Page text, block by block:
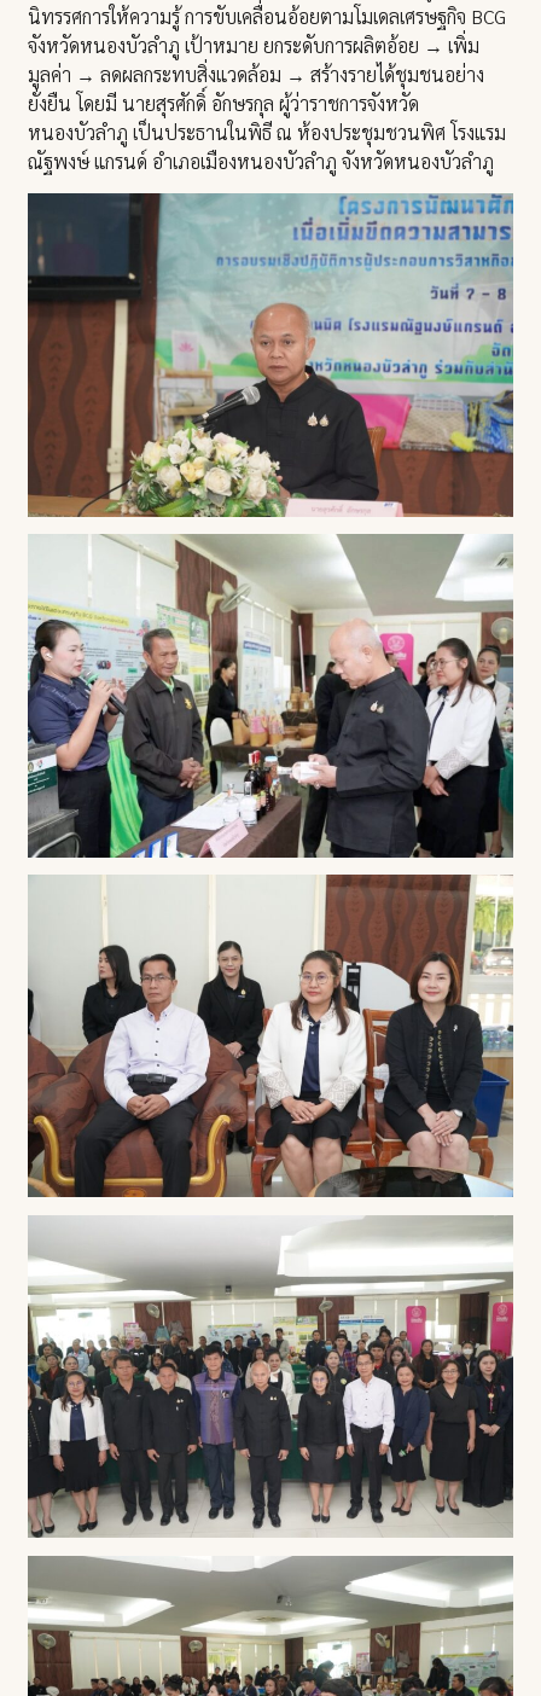
นิทรรศการให้ความรู้ การขับเคลื่อนอ้อยตามโมเดลเศรษฐกิจ BCG
จังหวัดหนองบัวลำภู เป้าหมาย ยกระดับการผลิตอ้อย → เพิ่ม
มูลค่า → ลดผลกระทบสิ่งแวดล้อม → สร้างรายได้ชุมชนอย่าง
ยั่งยืน โดยมี นายสุรศักดิ์ อักษรกุล ผู้ว่าราชการจังหวัด
หนองบัวลำภู เป็นประธานในพิธี ณ ห้องประชุมชวนพิศ โรงแรม
ณัฐพงษ์ แกรนด์ อำเภอเมืองหนองบัวลำภู จังหวัดหนองบัวลำภู